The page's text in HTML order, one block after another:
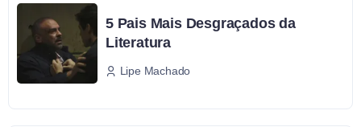
5 Pais Mais Desgraçados da
Literatura
Lipe Machado